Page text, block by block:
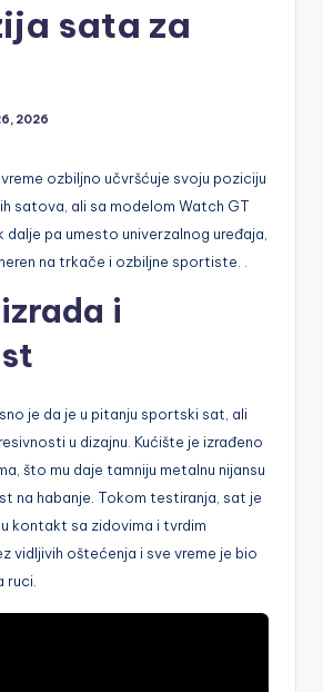
sata za
2026
ozbiljno učvršćuje svoju poziciju
satova, ali sa modelom Watch GT
dalje pa umesto univerzalnog uređaja,
na trkače i ozbiljne sportiste. .
i
je da je u pitanju sportski sat, ali
u dizajnu. Kućište je izrađeno
što mu daje tamniju metalnu nijansu
na habanje. Tokom testiranja, sat je
kontakt sa zidovima i tvrdim
vidljivih oštećenja i sve vreme je bio
ruci.